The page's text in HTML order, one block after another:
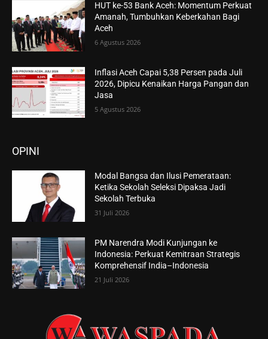
HUT ke-53 Bank Aceh: Momentum Perkuat
Amanah, Tumbuhkan Keberkahan Bagi
Aceh
6 Agustus 2026
Inflasi Aceh Capai 5,38 Persen pada Juli
2026, Dipicu Kenaikan Harga Pangan dan
Jasa
5 Agustus 2026
OPINI
Modal Bangsa dan Ilusi Pemerataan:
Ketika Sekolah Seleksi Dipaksa Jadi
Sekolah Terbuka
31 Juli 2026
PM Narendra Modi Kunjungan ke
Indonesia: Perkuat Kemitraan Strategis
Komprehensif India–Indonesia
21 Juli 2026